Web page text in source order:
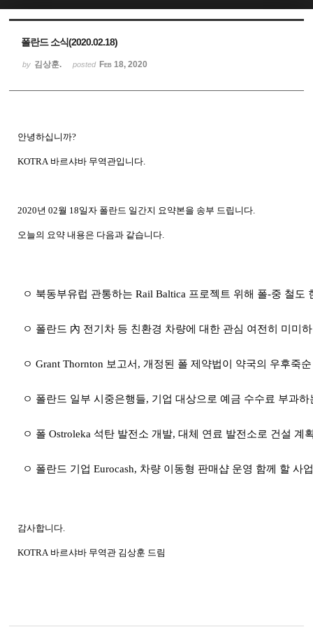
폴란드 소식(2020.02.18)
by 김상훈. posted Feb 18, 2020
안녕하십니까?
KOTRA 바르샤바 무역관입니다.
2020년 02월 18일자 폴란드 일간지 요약본을 송부 드립니다.
오늘의 요약 내용은 다음과 같습니다.
ㅇ 북동부유럽 관통하는 Rail Baltica 프로젝트 위해 폴-중 철도
ㅇ 폴란드 內 전기차 등 친환경 차량에 대한 관심 여전히 미미
ㅇGrant Thornton 보고서 , 개정된 폴 제약법이 약국의 우후죽
ㅇ 폴란드 일부 시중은행들, 기업 대상으로 예금 수수료 부과하
ㅇ 폴 Ostroleka 석탄 발전소 개발,대체 연료 발전소로 건설 계
ㅇ 폴란드 기업 Eurocash, 차량 이동형 판매샵 운영 함께 할 사
감사합니다.
KOTRA 바르샤바 무역관 김상훈 드림
Sketchbook5, 스케치북5